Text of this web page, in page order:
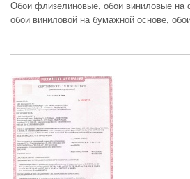
Обои флизелиновые, обои виниловые на
обои виниловой на бумажной основе,